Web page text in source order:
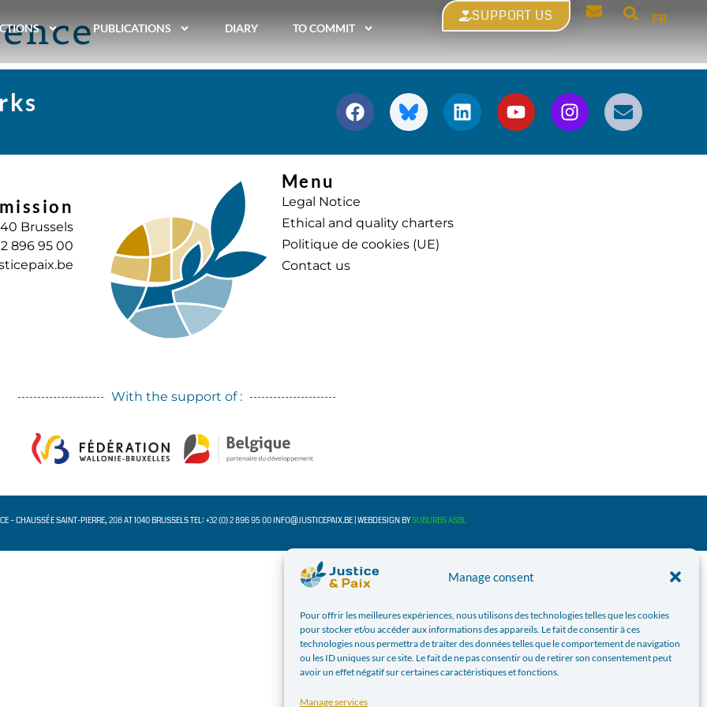
Manage consent
Pour offrir les meilleures expériences, nous utilisons des technologies telles que les cookies
pour stocker et/ou accéder aux informations des appareils. Le fait de consentir à ces
technologies nous permettra de traiter des données telles que le comportement de navigation
ou les ID uniques sur ce site. Le fait de ne pas consentir ou de retirer son consentement peut
avoir un effet négatif sur certaines caractéristiques et fonctions.
Manage services
PUBLICATIONS DIARY TO COMMIT
SUPPORT US FR
Brussels
2 896 95 00
Menu
Legal Notice
Ethical and quality charters
Politique de cookies (UE)
Contact us
With the support of :
– CHAUSSÉE SAINT-PIERRE, 208 AT 1040 BRUSSELS TEL: +32 (0) 2 896 95 00 INFO@JUSTICEPAIX.BE | WEBDESIGN BYSUBURBS ASBL